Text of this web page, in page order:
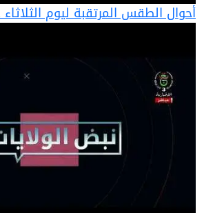
أحوال الطقس المرتقبة ليوم الثلاثاء 12 ماي 2026